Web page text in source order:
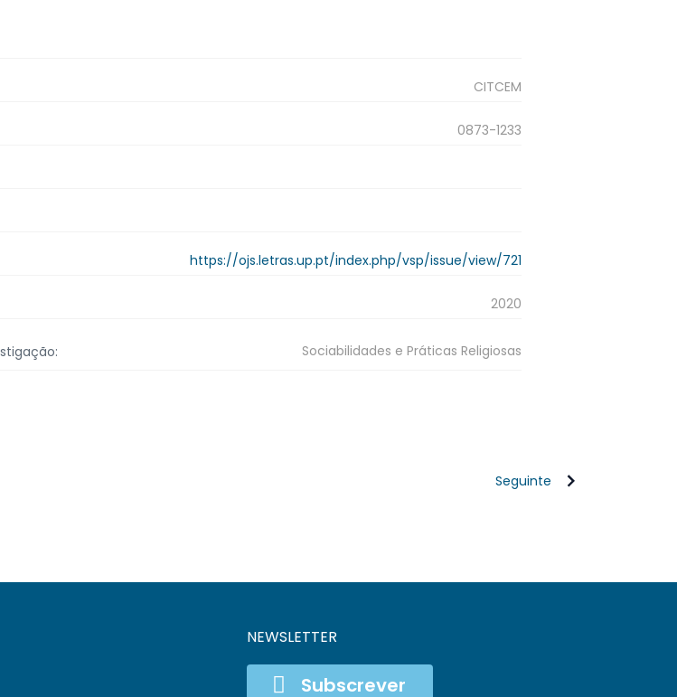
CITCEM
0873-1233
https://ojs.letras.up.pt/index.php/vsp/issue/view/721
2020
Sociabilidades e Práticas Religiosas
Seguinte
NEWSLETTER
Subscrever